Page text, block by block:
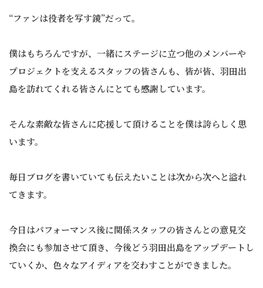
“ファンは役者を写す鏡”だって。
僕はもちろんですが、一緒にステージに立つ他のメンバーや
プロジェクトを支えるスタッフの皆さんも、皆が皆、羽田出
島を訪れてくれる皆さんにとても感謝しています。
そんな素敵な皆さんに応援して頂けることを僕は誇らしく思
います。
毎日ブログを書いていても伝えたいことは次から次へと溢れ
てきます。
今日はパフォーマンス後に関係スタッフの皆さんとの意見交
換会にも参加させて頂き、今後どう羽田出島をアップデートし
ていくか、色々なアイディアを交わすことができました。